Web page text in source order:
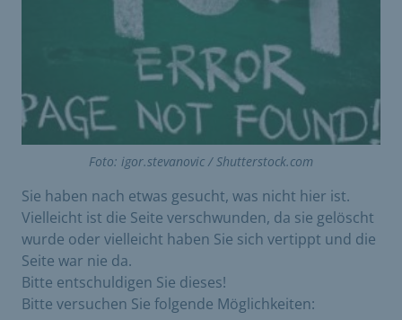
Foto: igor.stevanovic / Shutterstock.com
Sie haben nach etwas gesucht, was nicht hier ist.
Vielleicht ist die Seite verschwunden, da sie gelöscht
wurde oder vielleicht haben Sie sich vertippt und die
Seite war nie da.
Bitte entschuldigen Sie dieses!
Bitte versuchen Sie folgende Möglichkeiten: